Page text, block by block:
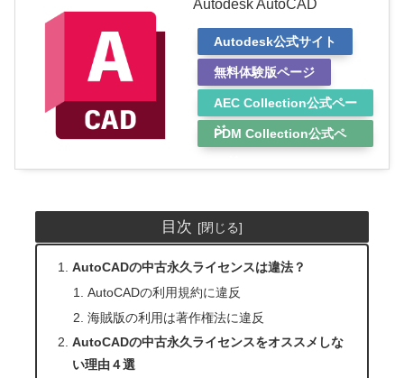
Autodesk AutoCAD
Autodesk公式サイト
無料体験版ページ
AEC Collection公式ペー
ジ
PDM Collection公式ペ
目次
AutoCADの中古永久ライセンスは違法？
AutoCADの利用規約に違反
海賊版の利用は著作権法に違反
AutoCADの中古永久ライセンスをオススメしな
い理由４選